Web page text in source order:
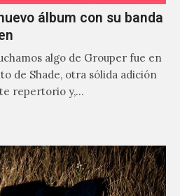
álbum con su banda
algo de Grouper fue en
de Shade, otra sólida adición
repertorio y,…